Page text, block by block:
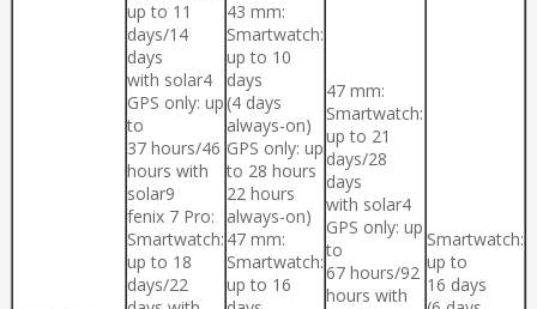
up to 11
days/14
days
with solar4
GPS only: up
to
37 hours/46
hours with
solar9
fenix 7 Pro:
Smartwatch:
up to 18
days/22
43 mm:
Smartwatch:
up to 10
days
(4 days
always-on)
GPS only: up
to 28 hours
22 hours
always-on)
47 mm:
Smartwatch:
up to 16
47 mm:
Smartwatch:
up to 21
days/28
days
with solar4
GPS only: up
to
67 hours/92
hours with
Smartwatch:
up to
16 days